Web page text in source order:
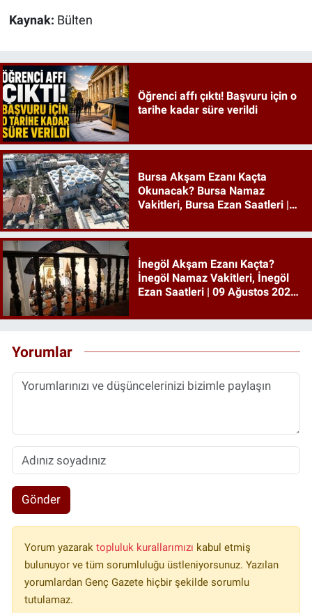
Kaynak: Bülten
Öğrenci affı çıktı! Başvuru için o
tarihe kadar süre verildi
Bursa Akşam Ezanı Kaçta
Okunacak? Bursa Namaz
Vakitleri, Bursa Ezan Saatleri |
İnegöl Akşam Ezanı Kaçta?
İnegöl Namaz Vakitleri, İnegöl
Ezan Saatleri | 09 Ağustos 2026
Yorumlar
Gönder
Yorum yazarak topluluk kurallarımızı kabul etmiş
bulunuyor ve tüm sorumluluğu üstleniyorsunuz. Yazılan
yorumlardan Genç Gazete hiçbir şekilde sorumlu
tutulamaz.